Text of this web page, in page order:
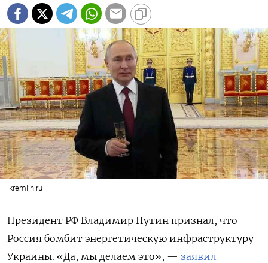
kremlin.ru
Президент РФ Владимир Путин признал, что
Россия бомбит энергетическую инфраструктуру
Украины. «Да, мы делаем это», — заявил